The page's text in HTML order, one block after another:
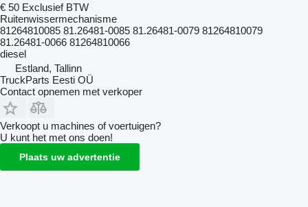
€ 50 Exclusief BTW
Ruitenwissermechanisme
81264810085 81.26481-0085 81.26481-0079 81264810079
81.26481-0066 81264810066
diesel
Estland, Tallinn
TruckParts Eesti OÜ
Contact opnemen met verkoper
Verkoopt u machines of voertuigen?
U kunt het met ons doen!
Plaats uw advertentie